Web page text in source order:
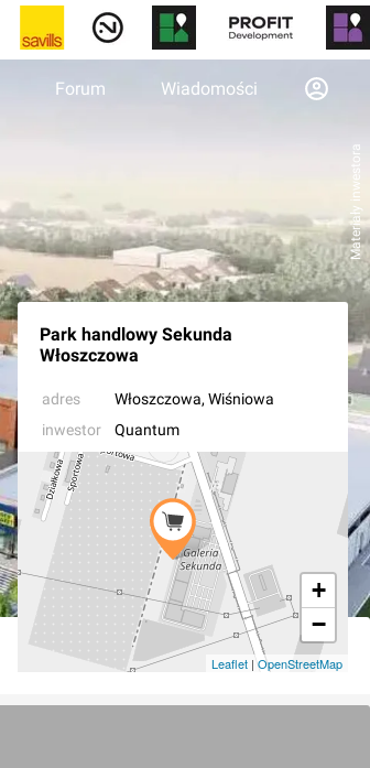
Forum Wiadomości
Materiały inwestora
Park handlowy Sekunda
Włoszczowa
adres Włoszczowa, Wiśniowa
inwestor
Quantum
+
−
Leaflet | OpenStreetMap